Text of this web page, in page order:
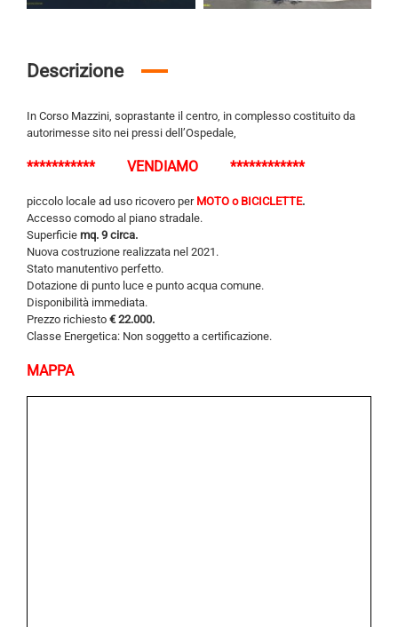
Descrizione
In Corso Mazzini, soprastante il centro, in complesso costituito da
autorimesse sito nei pressi dell’Ospedale,
*********** VENDIAMO ************
piccolo locale ad uso ricovero per MOTO o BICICLETTE.
Accesso comodo al piano stradale.
Superficie mq. 9 circa.
Nuova costruzione realizzata nel 2021.
Stato manutentivo perfetto.
Dotazione di punto luce e punto acqua comune.
Disponibilità immediata.
Prezzo richiesto € 22.000.
Classe Energetica: Non soggetto a certificazione.
MAPPA